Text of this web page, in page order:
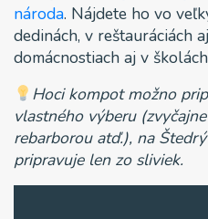
národa. Nájdete ho vo
dedinách, v reštauráciách
domácnostiach aj v
Hoci kompot možno
vlastného výberu
rebarborou atď.), na
pripravuje len zo sliviek.